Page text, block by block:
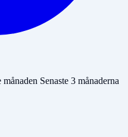
månaden Senaste 3 månaderna